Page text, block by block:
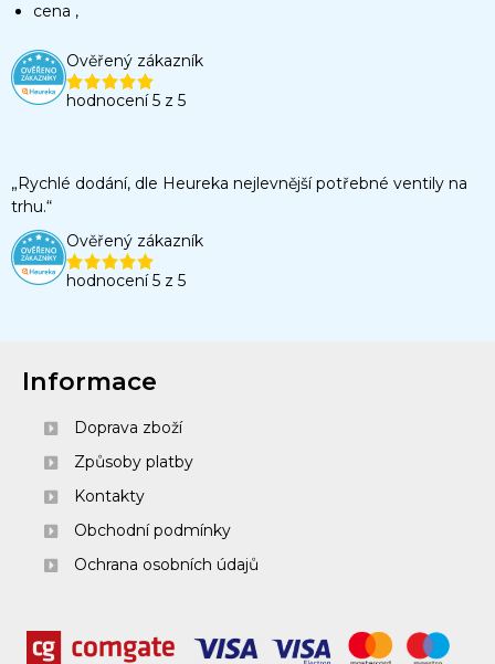
cena ,
Ověřený zákazník
hodnocení 5 z 5
„Rychlé dodání, dle Heureka nejlevnější potřebné ventily na
trhu.“
Ověřený zákazník
hodnocení 5 z 5
Informace
Doprava zboží
Způsoby platby
Kontakty
Obchodní podmínky
Ochrana osobních údajů